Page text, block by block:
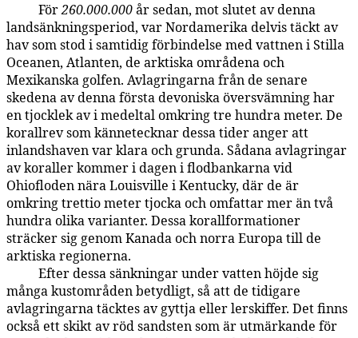
För260.000.000år sedan, mot slutet av denna
landsänkningsperiod, var Nordamerika delvis täckt av
hav som stod i samtidig förbindelse med vattnen i Stilla
Oceanen, Atlanten, de arktiska områdena och
Mexikanska golfen. Avlagringarna från de senare
skedena av denna första devoniska översvämning har
en tjocklek av i medeltal omkring tre hundra meter. De
korallrev som kännetecknar dessa tider anger att
inlandshaven var klara och grunda. Sådana avlagringar
av koraller kommer i dagen i flodbankarna vid
Ohiofloden nära Louisville i Kentucky, där de är
omkring trettio meter tjocka och omfattar mer än två
hundra olika varianter. Dessa korallformationer
sträcker sig genom Kanada och norra Europa till de
arktiska regionerna.
Efter dessa sänkningar under vatten höjde sig
många kustområden betydligt, så att de tidigare
avlagringarna täcktes av gyttja eller lerskiffer. Det finns
också ett skikt av röd sandsten som är utmärkande för